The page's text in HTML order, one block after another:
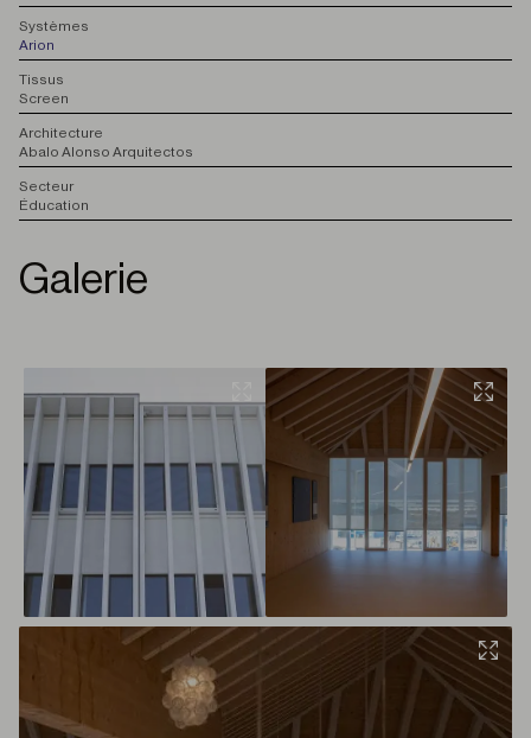
Systèmes
Arion
Tissus
Screen
Architecture
Abalo Alonso Arquitectos
Secteur
Éducation
Galerie